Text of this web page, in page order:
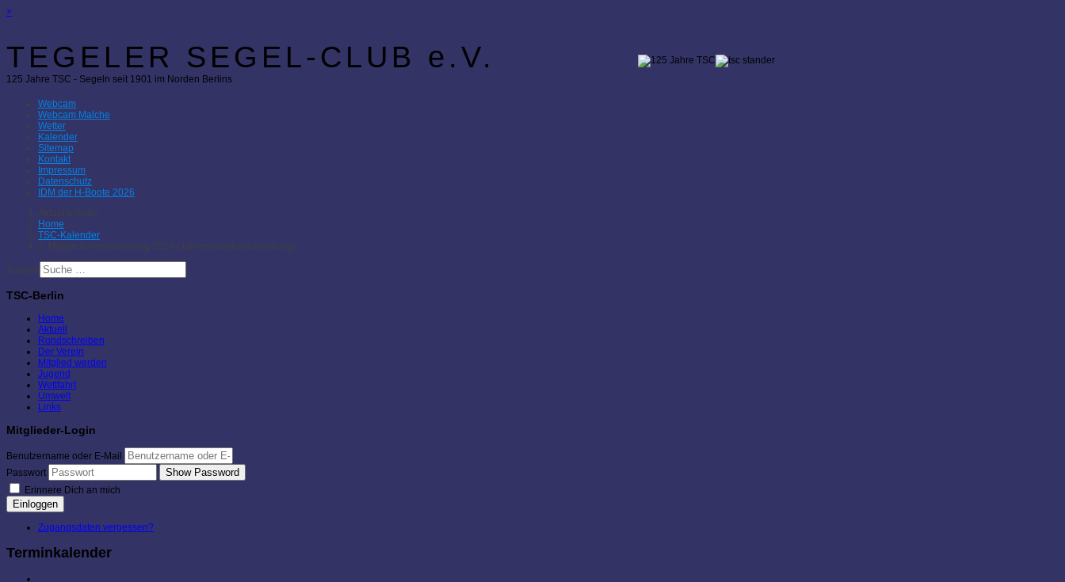
×
TEGELER SEGEL-CLUB e.V.
125 Jahre TSC - Segeln seit 1901 im Norden Berlins
Webcam
Webcam Malche
Wetter
Kalender
Sitemap
Kontakt
Impressum
Datenschutz
IDM der H-Boote 2026
Aktuelle Seite:
Home
TSC-Kalender
2. Mitgliederversammlung 2024 (Jahreshauptversammlung)
Suchen
TSC-Berlin
Home
Aktuell
Rundschreiben
Der Verein
Mitglied werden
Jugend
Wettfahrt
Umwelt
Links
Mitglieder-Login
Benutzername oder E-Mail
Passwort
Show Password
Erinnere Dich an mich
Einloggen
Zugangsdaten vergessen?
Terminkalender